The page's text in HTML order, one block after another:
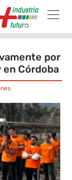
por
Córdoba